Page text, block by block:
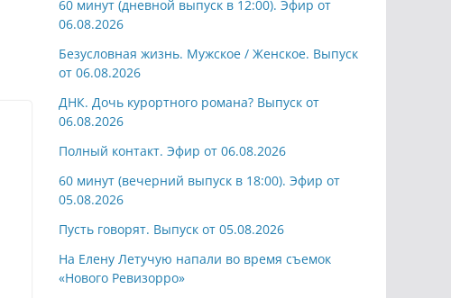
60 минут (дневной выпуск в 12:00). Эфир от
06.08.2026
Безусловная жизнь. Мужское / Женское. Выпуск
от 06.08.2026
ДНК. Дочь курортного романа? Выпуск от
06.08.2026
Полный контакт. Эфир от 06.08.2026
60 минут (вечерний выпуск в 18:00). Эфир от
05.08.2026
Пусть говорят. Выпуск от 05.08.2026
На Елену Летучую напали во время съемок
«Нового Ревизорро»